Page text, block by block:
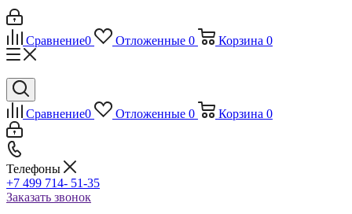
Сравнение0 Отложенные 0 Корзина 0
Сравнение0 Отложенные 0 Корзина 0
Телефоны
+7 499 714- 51-35
Заказать звонок